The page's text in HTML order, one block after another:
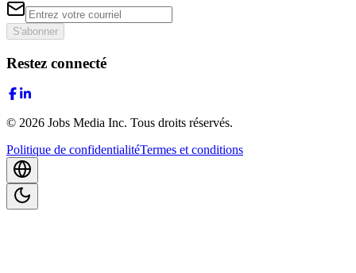
S'abonner
Restez connecté
© 2026 Jobs Media Inc. Tous droits réservés.
Politique de confidentialitéTermes et conditions